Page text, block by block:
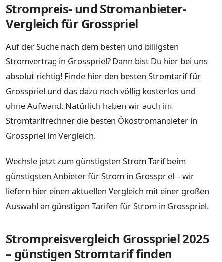
Strompreis- und Stromanbieter-
Vergleich für Grosspriel
Auf der Suche nach dem besten und billigsten
Stromvertrag in Grosspriel? Dann bist Du hier bei uns
absolut richtig! Finde hier den besten Stromtarif für
Grosspriel und das dazu noch völlig kostenlos und
ohne Aufwand. Natürlich haben wir auch im
Stromtarifrechner die besten Ökostromanbieter in
Grosspriel im Vergleich.
Wechsle jetzt zum günstigsten Strom Tarif beim
günstigsten Anbieter für Strom in Grosspriel – wir
liefern hier einen aktuellen Vergleich mit einer großen
Auswahl an günstigen Tarifen für Strom in Grosspriel.
Strompreisvergleich Grosspriel 2025
– günstigen Stromtarif finden